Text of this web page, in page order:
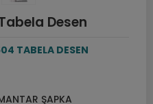
Desen
TABELA DESEN
ŞAPKA